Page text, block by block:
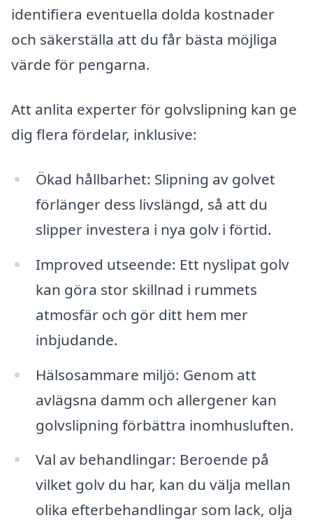
identifiera eventuella dolda kostnader
och säkerställa att du får bästa möjliga
värde för pengarna.
Att anlita experter för golvslipning kan ge
dig flera fördelar, inklusive:
Ökad hållbarhet: Slipning av golvet
förlänger dess livslängd, så att du
slipper investera i nya golv i förtid.
Improved utseende: Ett nyslipat golv
kan göra stor skillnad i rummets
atmosfär och gör ditt hem mer
inbjudande.
Hälsosammare miljö: Genom att
avlägsna damm och allergener kan
golvslipning förbättra inomhusluften.
Val av behandlingar: Beroende på
vilket golv du har, kan du välja mellan
olika efterbehandlingar som lack, olja